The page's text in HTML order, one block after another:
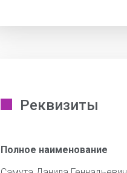
Реквизиты
Полное наименование